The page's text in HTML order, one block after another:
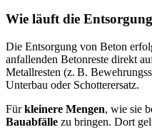
Wie läuft die
Die Entsorgung von Beton
anfallenden Betonreste direkt
Metallresten (z. B.
Unterbau oder Schotterersatz.
Fürkleinere Mengen, wie sie
Bauabfälle zu bringen. Dort